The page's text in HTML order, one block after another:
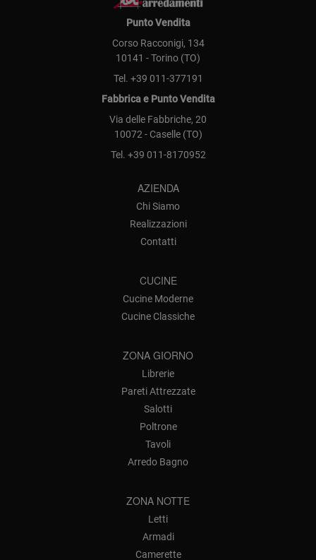
Punto Vendita
Corso Racconigi, 134
10141 - Torino (TO)
Tel. +39 011-377191
Fabbrica e Punto Vendita
Via delle Fabbriche, 20
10072 - Caselle (TO)
Tel. +39 011-8170952
AZIENDA
Chi Siamo
Realizzazioni
Contatti
CUCINE
Cucine Moderne
Cucine Classiche
ZONA GIORNO
Librerie
Pareti Attrezzate
Salotti
Poltrone
Tavoli
Arredo Bagno
ZONA NOTTE
Letti
Armadi
Camerette